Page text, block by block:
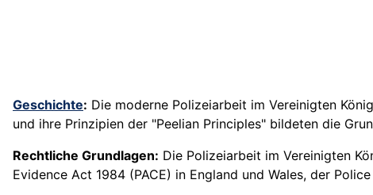
Geschichte: Die moderne Polizeiarbeit im Vereinigten
und ihre Prinzipien der "Peelian Principles" bildeten die
Rechtliche Grundlagen: Die Polizeiarbeit im Vereinigten
Evidence Act 1984 (PACE) in England und Wales, der